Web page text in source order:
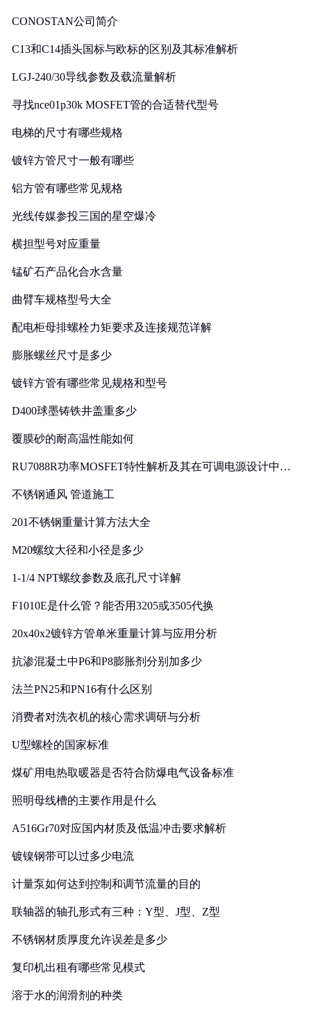
CONOSTAN公司简介
C13和C14插头国标与欧标的区别及其标准解析
LGJ-240/30导线参数及载流量解析
寻找nce01p30k MOSFET管的合适替代型号
电梯的尺寸有哪些规格
镀锌方管尺寸一般有哪些
铝方管有哪些常见规格
光线传媒参投三国的星空爆冷
横担型号对应重量
锰矿石产品化合水含量
曲臂车规格型号大全
配电柜母排螺栓力矩要求及连接规范详解
膨胀螺丝尺寸是多少
镀锌方管有哪些常见规格和型号
D400球墨铸铁井盖重多少
覆膜砂的耐高温性能如何
RU7088R功率MOSFET特性解析及其在可调电源设计中的
不锈钢通风 管道施工
201不锈钢重量计算方法大全
M20螺纹大径和小径是多少
1-1/4 NPT螺纹参数及底孔尺寸详解
F1010E是什么管？能否用3205或3505代换
20x40x2镀锌方管单米重量计算与应用分析
抗渗混凝土中P6和P8膨胀剂分别加多少
法兰PN25和PN16有什么区别
消费者对洗衣机的核心需求调研与分析
U型螺栓的国家标准
煤矿用电热取暖器是否符合防爆电气设备标准
照明母线槽的主要作用是什么
A516Gr70对应国内材质及低温冲击要求解析
镀镍钢带可以过多少电流
计量泵如何达到控制和调节流量的目的
联轴器的轴孔形式有三种：Y型、J型、Z型
不锈钢材质厚度允许误差是多少
复印机出租有哪些常见模式
溶于水的润滑剂的种类